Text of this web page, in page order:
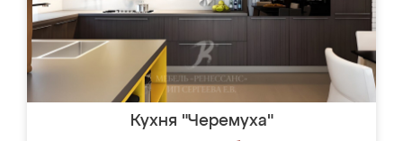
Кухня "Черемуха"